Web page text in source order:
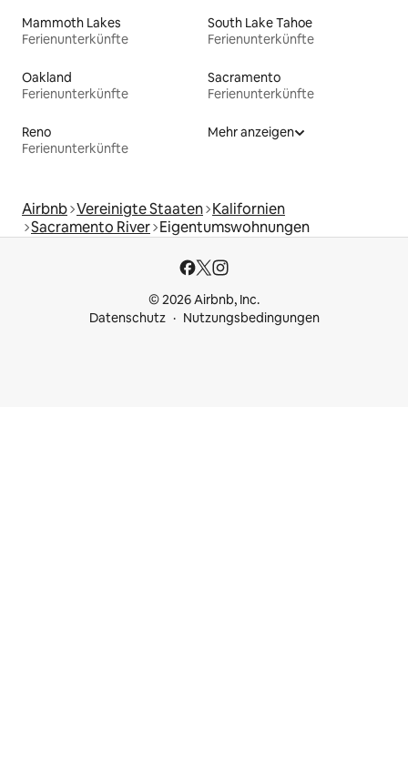
Mammoth Lakes
Ferienunterkünfte
South Lake Tahoe
Ferienunterkünfte
Oakland
Ferienunterkünfte
Sacramento
Ferienunterkünfte
Reno
Ferienunterkünfte
Mehr anzeigen
Airbnb Vereinigte Staaten Kalifornien
Sacramento River Eigentumswohnungen
© 2026 Airbnb, Inc.
Datenschutz
Nutzungsbedingungen